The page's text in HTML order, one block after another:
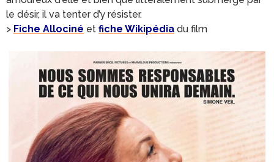
le désir, il va tenter d’y résister.
> Fiche Allociné et fiche Wikipédia du film